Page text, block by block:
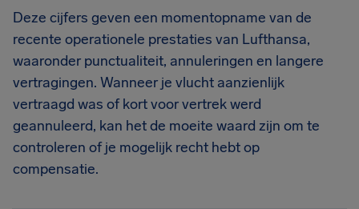
Deze cijfers geven een momentopname van de
recente operationele prestaties van Lufthansa,
waaronder punctualiteit, annuleringen en langere
vertragingen. Wanneer je vlucht aanzienlijk
vertraagd was of kort voor vertrek werd
geannuleerd, kan het de moeite waard zijn om te
controleren of je mogelijk recht hebt op
compensatie.